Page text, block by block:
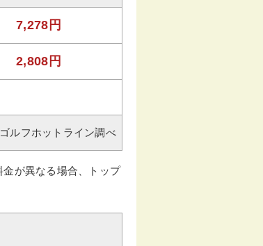
7,278円
2,808円
ルフホットライン調べ
が異なる場合、トップ